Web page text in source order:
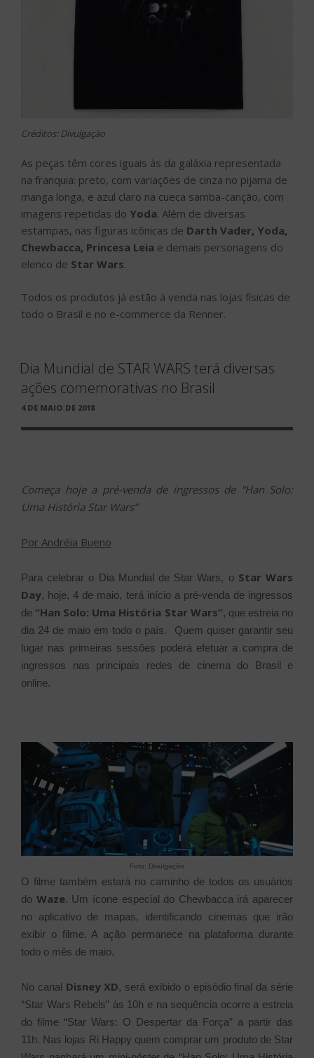
Créditos: Divulgação
As peças têm cores iguais às da galáxia representada
na franquia: preto, com variações de cinza no pijama de
manga longa, e azul claro na cueca samba-canção, com
imagens repetidas do Yoda. Além de diversas
estampas, nas figuras icônicas de Darth Vader, Yoda,
Chewbacca, Princesa Leia e demais personagens do
elenco de Star Wars.
Todos os produtos já estão à venda nas lojas físicas de
todo o Brasil e no e-commerce da Renner.
Dia Mundial de STAR WARS terá diversas
ações comemorativas no Brasil
PUBLICADO
4 DE MAIO DE 2018
Começa hoje a pré-venda de ingressos de “Han Solo:
Uma História Star Wars”
Por Andréia Bueno
Para celebrar o Dia Mundial de Star Wars, o Star Wars
Day, hoje, 4 de maio, terá início a pré-venda de ingressos
de“Han Solo: Uma História Star Wars”, que estreia no
dia 24 de maio em todo o país. Quem quiser garantir seu
lugar nas primeiras sessões poderá efetuar a compra de
ingressos nas principais redes de cinema do Brasil e
online.
Foto: Divulgação
O filme também estará no caminho de todos os usuários
do Waze. Um ícone especial do Chewbacca irá aparecer
no aplicativo de mapas, identificando cinemas que irão
exibir o filme. A ação permanece na plataforma durante
todo o mês de maio.
No canal Disney XD, será exibido o episódio final da série
“Star Wars Rebels” às 10h e na sequência ocorre a estreia
do filme “Star Wars: O Despertar da Força” a partir das
11h. Nas lojas Ri Happy quem comprar um produto de Star